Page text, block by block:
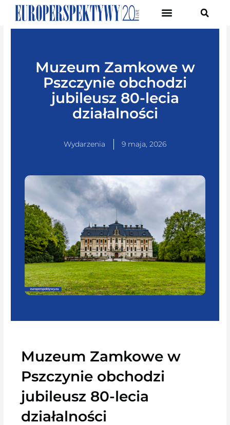
Muzeum Zamkowe w
Pszczynie obchodzi
jubileusz 80-lecia
działalności
Wydarzenia 9 maja, 2026
Muzeum Zamkowe w
Pszczynie obchodzi
jubileusz 80-lecia
działalności